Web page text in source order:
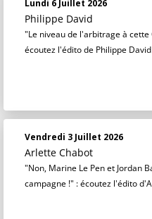
Lundi 6 Juillet 2026
Philippe David
"Le niveau de l'arbitrage à
écoutez l'édito de Philippe David
Vendredi 3 Juillet 2026
Arlette Chabot
"Non, Marine Le Pen et Jordan
campagne !" : écoutez l'édito